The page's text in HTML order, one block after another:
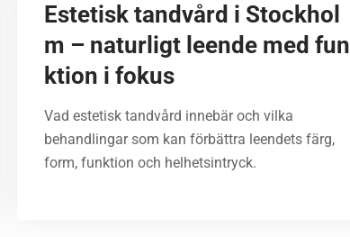
Estetisk tandvård i Stockhol
m – naturligt leende med fun
ktion i fokus
Vad estetisk tandvård innebär och vilka
behandlingar som kan förbättra leendets färg,
form, funktion och helhetsintryck.